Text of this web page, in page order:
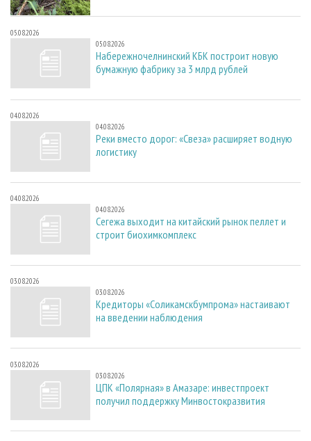
05.08.2026
05.08.2026
Набережночелнинский КБК построит новую
бумажную фабрику за 3 млрд рублей
04.08.2026
04.08.2026
Реки вместо дорог: «Свеза» расширяет водную
логистику
04.08.2026
04.08.2026
Сегежа выходит на китайский рынок пеллет и
строит биохимкомплекс
03.08.2026
03.08.2026
Кредиторы «Соликамскбумпрома» настаивают
на введении наблюдения
03.08.2026
03.08.2026
ЦПК «Полярная» в Амазаре: инвестпроект
получил поддержку Минвостокразвития